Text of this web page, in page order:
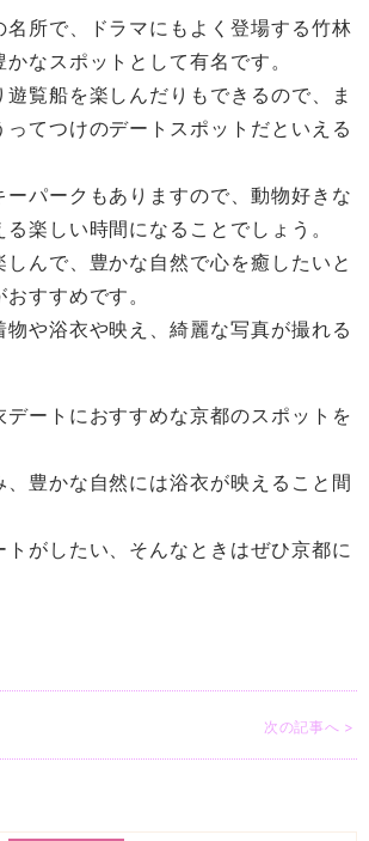
名所で、ドラマにもよく登場する竹林
なスポットとして有名です。
覧船を楽しんだりもできるので、ま
ってつけのデートスポットだといえる
パークもありますので、動物好きな
楽しい時間になることでしょう。
んで、豊かな自然で心を癒したいと
すすめです。
物や浴衣や映え、綺麗な写真が撮れる
デートにおすすめな京都のスポットを
豊かな自然には浴衣が映えること間
トがしたい、そんなときはぜひ京都に
次の記事へ >